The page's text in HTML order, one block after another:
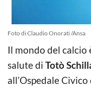
Foto di Claudio Onorati /Ansa
Il mondo del calcio
salute di Totò
all’Ospedale